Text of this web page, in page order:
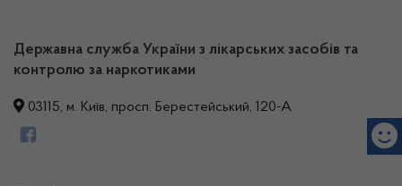
Державна служба України з лікарських засобів та
контролю за наркотиками
03115, м. Київ, просп. Берестейський, 120-А